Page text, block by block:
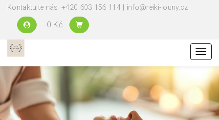
Kontaktujte nás: +420 603 156 114 | info@reiki-louny.cz
0 Kč
Menu